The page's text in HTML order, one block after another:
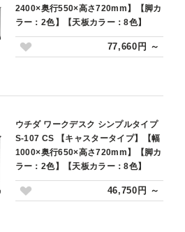
2400×奥行550×高さ720mm】【脚カ
ラー：2色】【天板カラー：8色】
77,660円 ～
ウチダ ワークデスク シンプルタイプ
S-107 CS 【キャスタータイプ】【幅
1000×奥行650×高さ720mm】【脚カ
ラー：2色】【天板カラー：8色】
46,750円 ～